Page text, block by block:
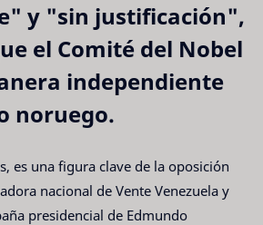
y "sin justificación",
el Comité del Nobel
independiente
noruego.
es una figura clave de la oposición
nacional de Vente Venezuela y
presidencial de Edmundo